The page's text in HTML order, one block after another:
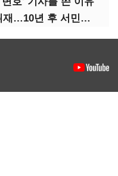
(토마토칼럼)10년 전 어떤 취재…10년 후 서민석·박상용